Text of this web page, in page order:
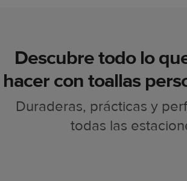
Descubre todo lo
hacer con toallas
Duraderas, prácticas y
todas las